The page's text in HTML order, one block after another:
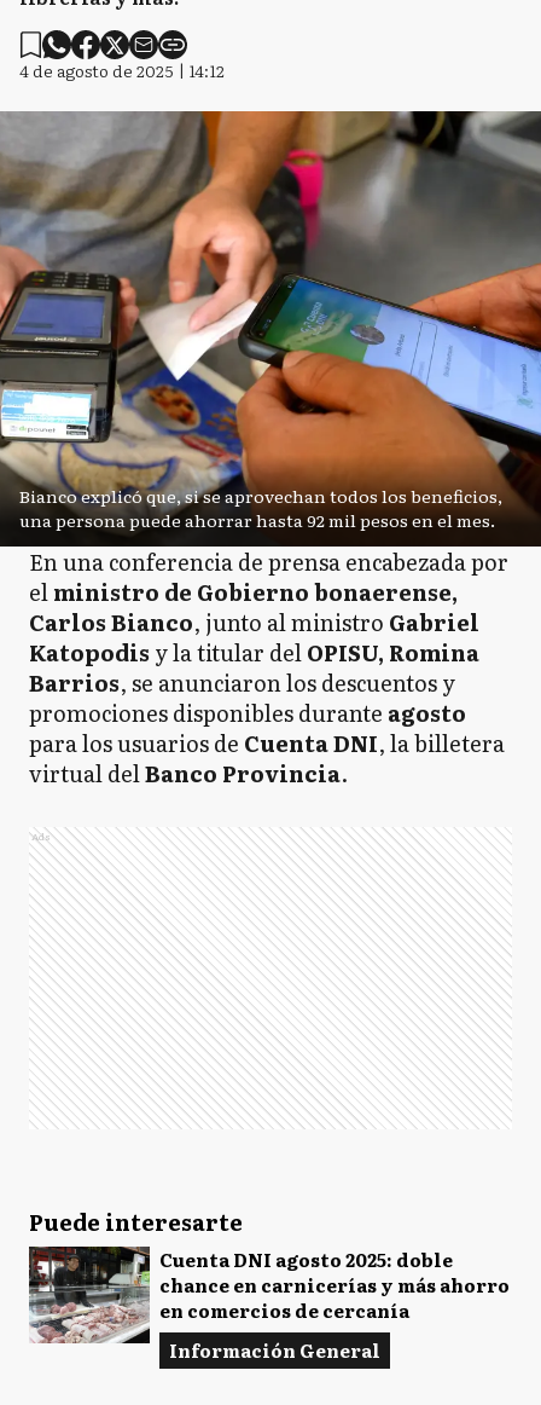
4 de agosto de 2025 | 14:12
Bianco explicó que, si se aprovechan todos los beneficios,
una persona puede ahorrar hasta 92 mil pesos en el mes.
En una conferencia de prensa encabezada por
elministro de Gobierno bonaerense,
Carlos Bianco, junto al ministro Gabriel
Katopodis y la titular delOPISU, Romina
Barrios, se anunciaron los descuentos y
promociones disponibles durante agosto
para los usuarios de Cuenta DNI, la billetera
virtual delBanco Provincia.
Ads
Puede interesarte
Cuenta DNI agosto 2025: doble
chance en carnicerías y más ahorro
en comercios de cercanía
Información General